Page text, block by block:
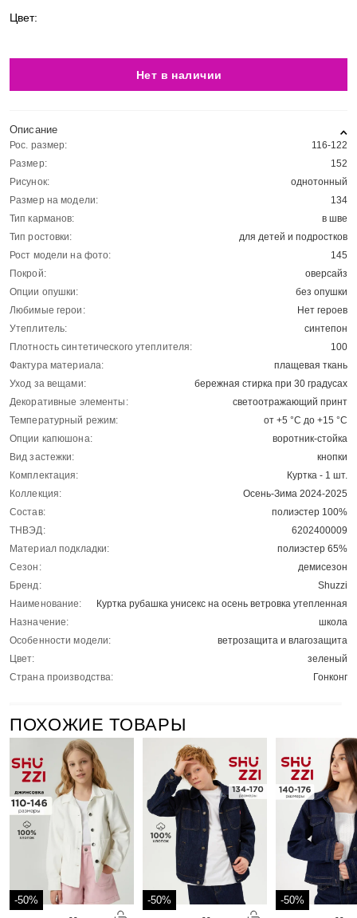
Цвет:
Нет в наличии
Описание
Рос. размер:
116-122
Размер:
152
Рисунок:
однотонный
Размер на модели:
134
Тип карманов:
в шве
Тип ростовки:
для детей и подростков
Рост модели на фото:
145
Покрой:
оверсайз
Опции опушки:
без опушки
Любимые герои:
Нет героев
Утеплитель:
синтепон
Плотность синтетического утеплителя:
100
Фактура материала:
плащевая ткань
Уход за вещами:
бережная стирка при 30 градусах
Декоративные элементы:
светоотражающий принт
Температурный режим:
от +5 °C до +15 °C
Опции капюшона:
воротник-стойка
Вид застежки:
кнопки
Комплектация:
Куртка - 1 шт.
Коллекция:
Осень-Зима 2024-2025
Состав:
полиэстер 100%
ТНВЭД:
6202400009
Материал подкладки:
полиэстер 65%
Сезон:
демисезон
Бренд:
Shuzzi
Наименование:
Куртка рубашка унисекс на осень ветровка утепленная
Назначение:
школа
Особенности модели:
ветрозащита и влагозащита
Цвет:
зеленый
Страна производства:
Гонконг
ПОХОЖИЕ ТОВАРЫ
-50% -50% -50%